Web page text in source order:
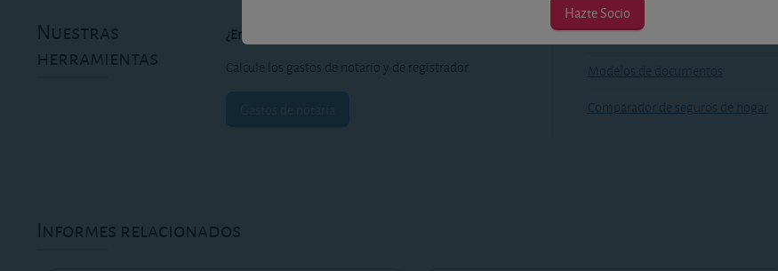
Hazte Socio
Nuestras
herramientas
¿Era lo que buscaba?
Calcule los gastos de notario y de registrador.
Comparador de hipotecas
Modelos de documentos
Comparador de seguros de hogar
Informes relacionados